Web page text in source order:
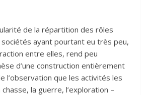
de la répartition des rôles
ayant pourtant eu très peu,
entre elles, rend peu
d’une construction entièrement
l’observation que les activités les
la guerre, l’exploration –